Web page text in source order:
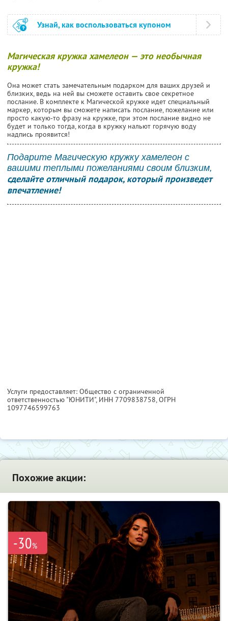
Узнай, как воспользоваться купоном
Магическая кружка хамелеон — это необычная
кружка!
Она может стать замечательным подарком для ваших друзей и
близких, ведь на ней вы сможете оставить свое секретное
послание. В комплекте к Магической кружке идет специальный
маркер, которым вы сможете написать послание, пожелание или
просто какую-то фразу на кружке, при этом послание видно не
будет и только тогда, когда в кружку нальют горячую воду
надпись проявится!
Подарите Магическую кружку хамелеон с
вашими теплыми пожеланиями своим близким,
сделайте отличный подарок, который произведет
впечатление!
Услуги предоставляет: Общество с ограниченной
ответственностью "ЮНИТИ", ИНН 7709838758, ОГРН
1097746599763
Похожие акции:
-30%